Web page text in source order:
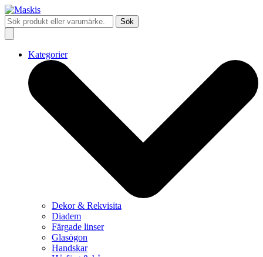
Sök
Kategorier
Dekor & Rekvisita
Diadem
Färgade linser
Glasögon
Handskar